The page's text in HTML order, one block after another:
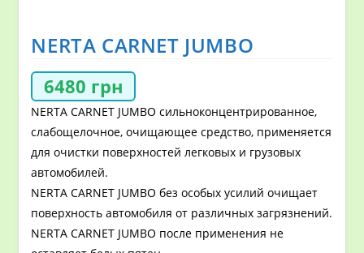
NERTA CARNET JUMBO
6480 грн
NERTA CARNET JUMBO сильноконцентрированное,
слабощелочное, очищающее средство, применяется
для очистки поверхностей легковых и грузовых
автомобилей.
NERTA CARNET JUMBO без особых усилий очищает
поверхность автомобиля от различных загрязнений.
NERTA CARNET JUMBO после применения не